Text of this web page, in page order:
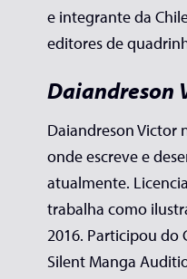
e integrante da
editores de
Daiandreson
Daiandreson Victor
onde escreve e
atualmente.
trabalha como
2016. Participou do
Silent Manga